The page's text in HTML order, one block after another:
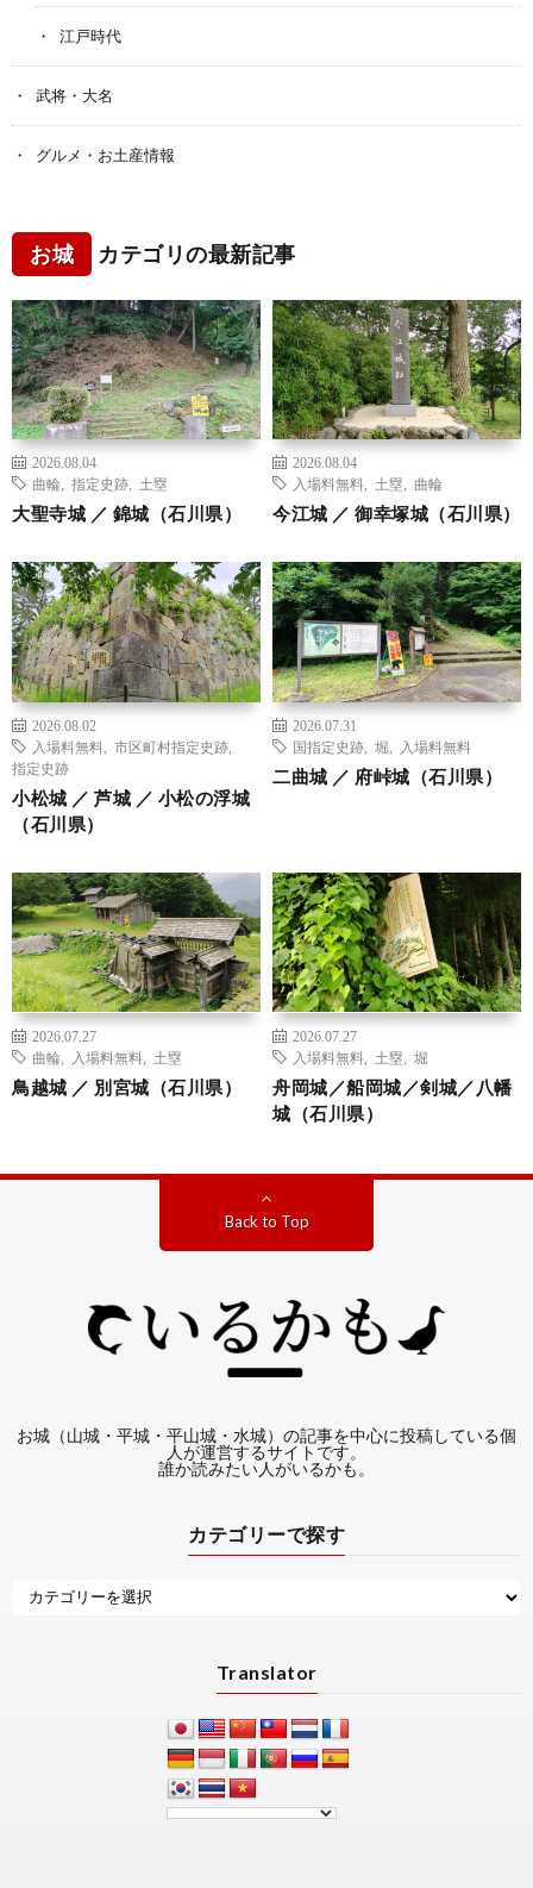
江戸時代
武将・大名
グルメ・お土産情報
お城 カテゴリの最新記事
2026.08.04
曲輪
指定史跡 土塁
大聖寺城 ／ 錦城（石川県）
2026.08.04
入場料無料
土塁 曲輪
今江城 ／ 御幸塚城（石川県）
2026.08.02
入場料無料
市区町村指定史跡
指定史跡
小松城 ／ 芦城 ／ 小松の浮城
（石川県）
2026.07.31
国指定史跡
堀 入場料無料
二曲城 ／ 府峠城（石川県）
2026.07.27
曲輪
入場料無料 土塁
鳥越城 ／ 別宮城（石川県）
2026.07.27
入場料無料
土塁 堀
舟岡城／船岡城／剣城／八幡
城（石川県）
Back to Top
お城（山城・平城・平山城・水城）の記事を中心に投稿している個
人が運営するサイトです。
誰か読みたい人がいるかも。
カテゴリーで探す
Translator